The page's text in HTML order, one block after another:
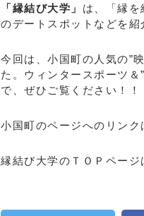
「縁結び大学」 は、「縁
のデートスポットなどを紹
今回は、小国町の人気の”
た。ウィンタースポーツ
で、ぜひご覧ください！！
小国町のページへのリン
縁結び大学のＴＯＰペー